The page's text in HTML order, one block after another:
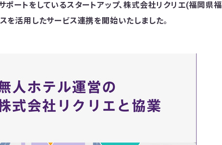
ートをしているスタートアップ、株式会社リクリエ(福岡県福
を活用したサービス連携を開始いたしました。